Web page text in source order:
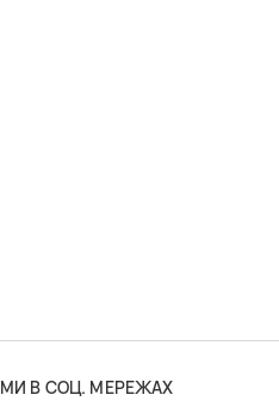
МИ В СОЦ. МЕРЕЖАХ